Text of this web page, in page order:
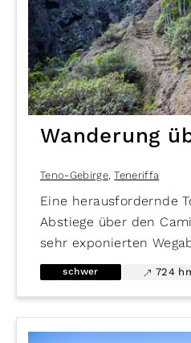
leicht
Wanderung
Teno-Gebirge, Teneriffa
Eine herausfordernde
Abstiege über den
sehr exponierten
selten begangenen
Orientierung bedürfen.
schwer 724